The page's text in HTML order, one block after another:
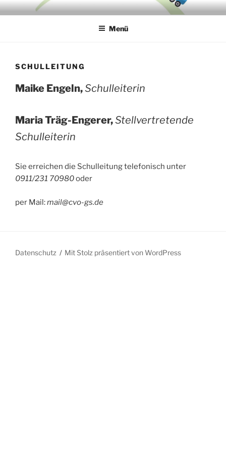
Zum
InhaltCARL-VON-OSSIETZKY-
GRUNDSCHULE
Menü
SCHULLEITUNG
Maike Engeln,Schulleiterin
Maria Träg-Engerer,Stellvertretende
Schulleiterin
Sie erreichen die Schulleitung telefonisch unter
0911/231 70980oder
per Mail:mail@cvo-gs.de
Datenschutz Mit Stolz präsentiert von WordPress